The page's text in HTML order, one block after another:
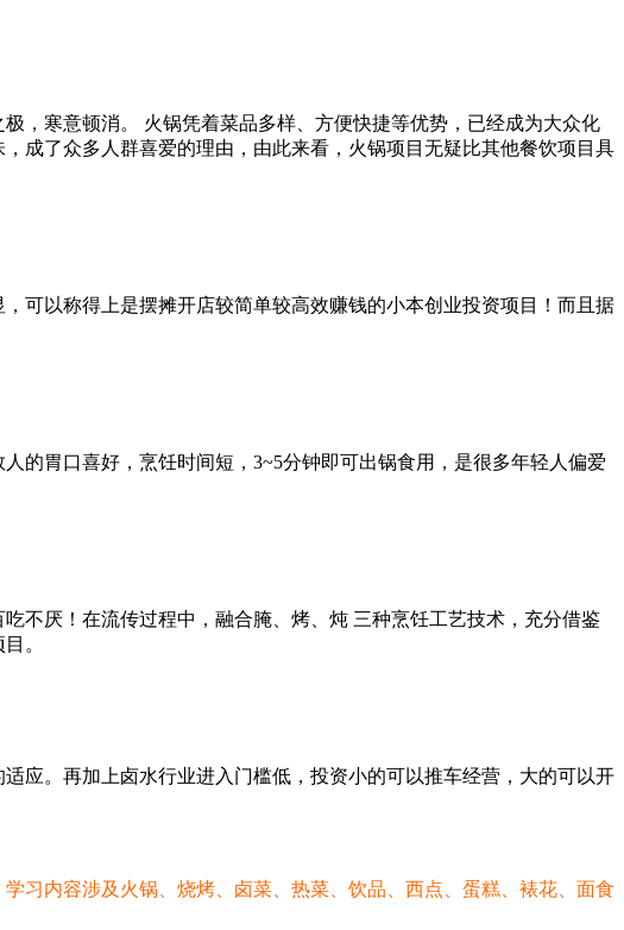
，寒意顿消。 火锅凭着菜品多样、方便快捷等优势，已经成为大众化
成了众多人群喜爱的理由，由此来看，火锅项目无疑比其他餐饮项目具
可以称得上是摆摊开店较简单较高效赚钱的小本创业投资项目！而且据
的胃口喜好，烹饪时间短，3~5分钟即可出锅食用，是很多年轻人偏爱
不厌！在流传过程中，融合腌、烤、炖 三种烹饪工艺技术，充分借鉴
。
应。再加上卤水行业进入门槛低，投资小的可以推车经营，大的可以开
学习内容涉及火锅、烧烤、卤菜、热菜、饮品、西点、蛋糕、裱花、面食